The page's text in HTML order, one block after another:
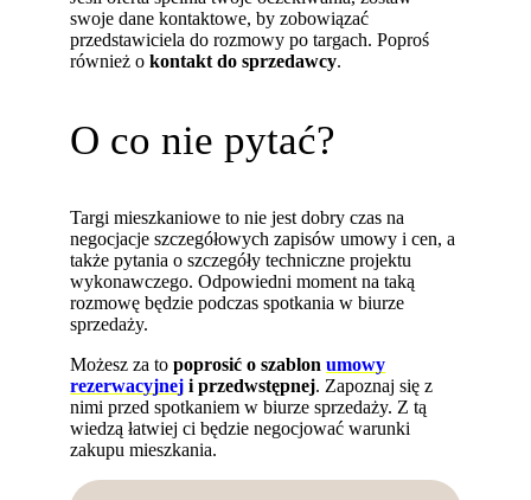
swoje dane kontaktowe, by zobowiązać
przedstawiciela do rozmowy po targach. Poproś
również okontakt do sprzedawcy.
O co nie pytać?
Targi mieszkaniowe to nie jest dobry czas na
negocjacje szczegółowych zapisów umowy i cen, a
także pytania o szczegóły techniczne projektu
wykonawczego. Odpowiedni moment na taką
rozmowę będzie podczas spotkania w biurze
sprzedaży.
Możesz za topoprosić o szablonumowy
rezerwacyjnej i przedwstępnej. Zapoznaj się z
nimi przed spotkaniem w biurze sprzedaży. Z tą
wiedzą łatwiej ci będzie negocjować warunki
zakupu mieszkania.